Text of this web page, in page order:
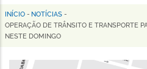
Horizonte
Trilha
de
navegação
INÍCIO - NOTÍCIAS -
OPERAÇÃO DE TRÂNSITO E TRANSPORTE
NESTE DOMINGO